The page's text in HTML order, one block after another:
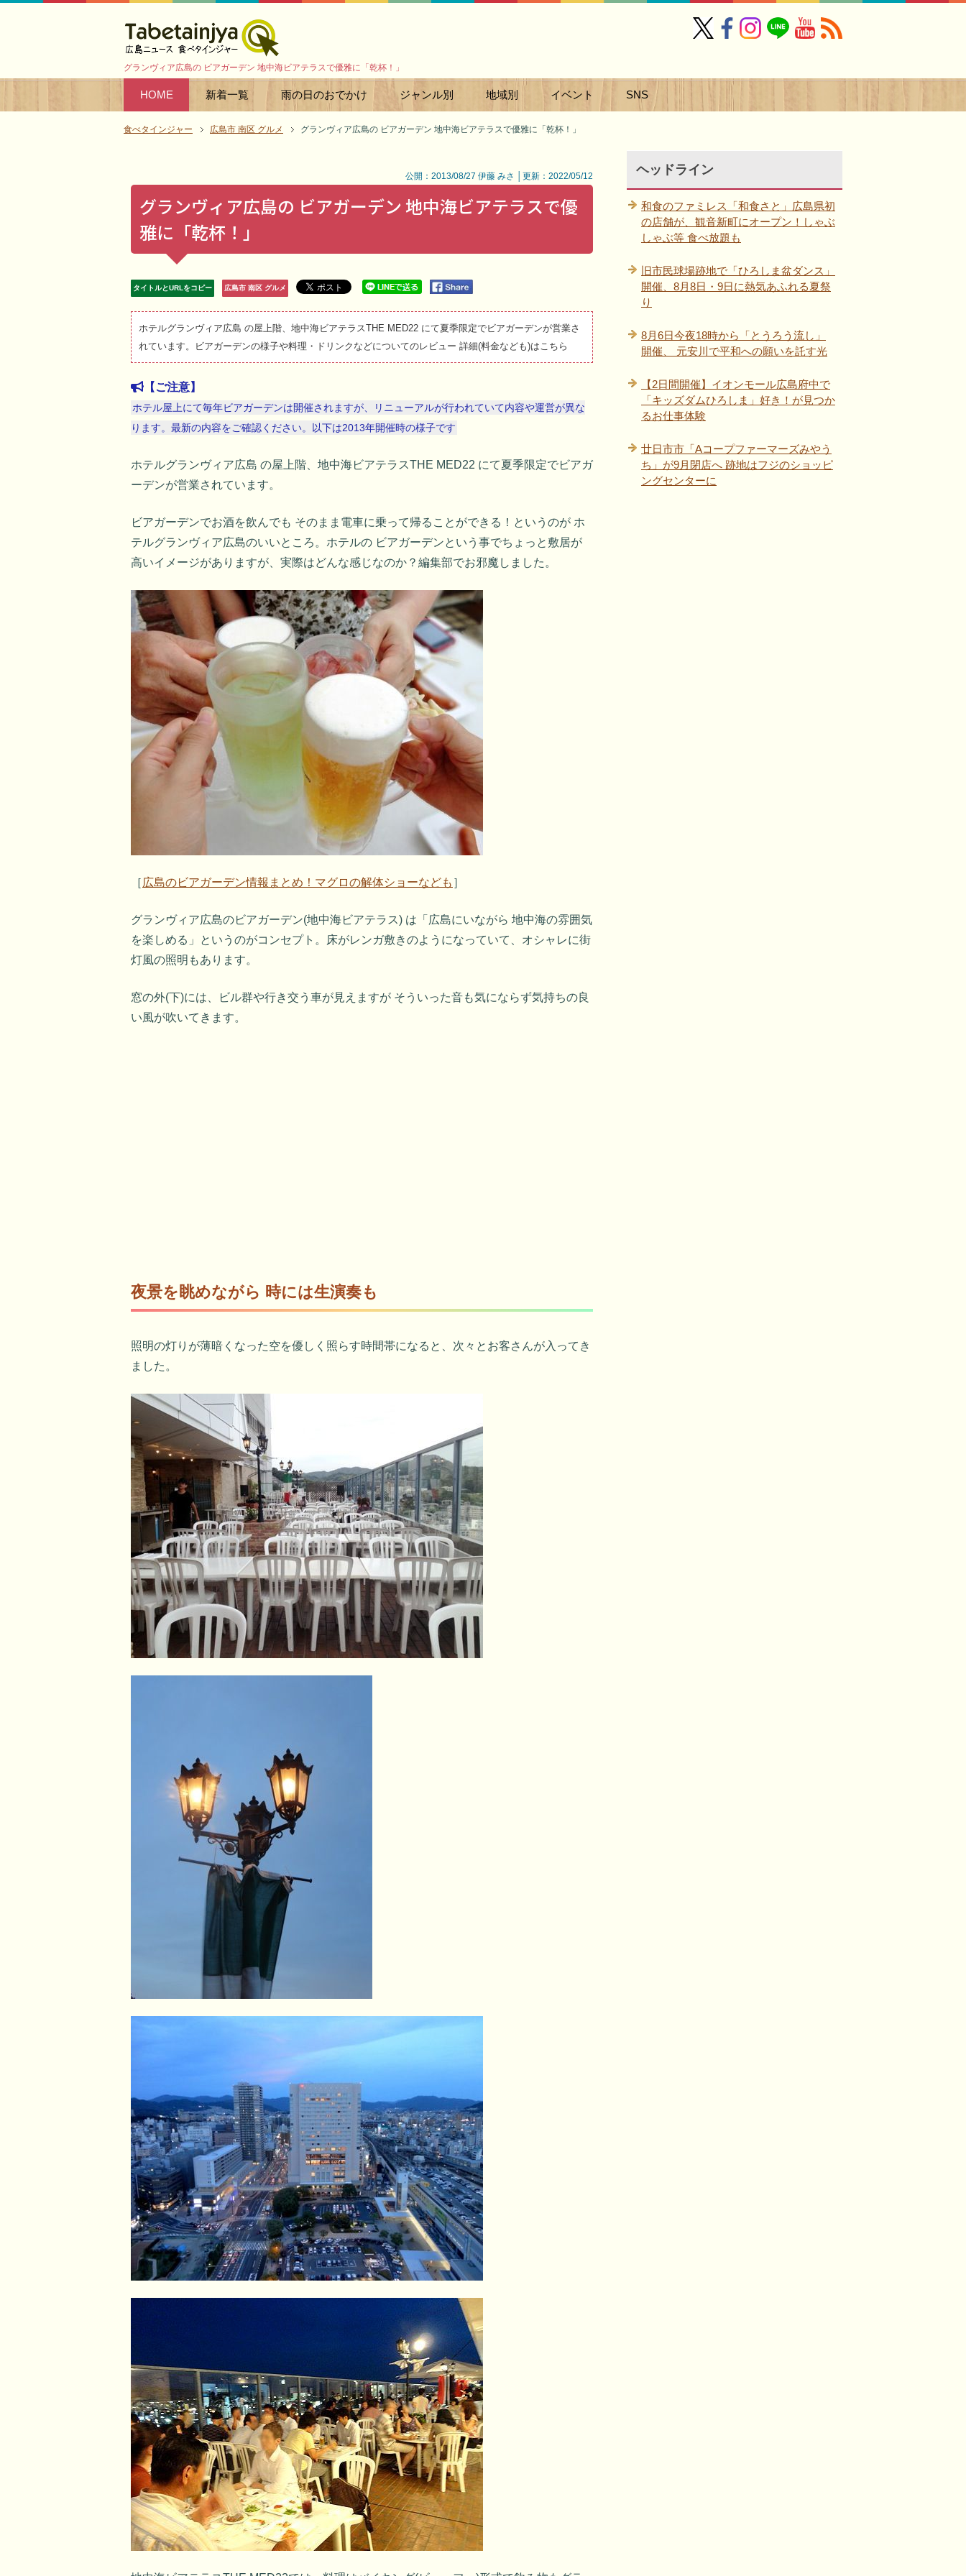
グランヴィア広島の ビアガーデン 地中海ビアテラスで優雅に「乾杯！」
HOME 新着一覧 雨の日のおでかけ ジャンル別 地域別 イベント SNS
食べタインジャー 広島市 南区 グルメ グランヴィア広島の ビアガーデン 地中海ビアテラスで優雅に「乾杯！」
公開：2013/08/27 伊藤 みさ │更新：2022/05/12
グランヴィア広島の ビアガーデン 地中海ビアテラスで優
雅に「乾杯！」
タイトルとURLをコピー 広島市 南区 グルメ
ホテルグランヴィア広島 の屋上階、地中海ビアテラスTHE MED22 にて夏季限定でビアガーデンが営業さ
れています。ビアガーデンの様子や料理・ドリンクなどについてのレビュー 詳細(料金なども)はこちら
【ご注意】
ホテル屋上にて毎年ビアガーデンは開催されますが、リニューアルが行われていて内容や運営が異な
ります。最新の内容をご確認ください。以下は2013年開催時の様子です
ホテルグランヴィア広島 の屋上階、地中海ビアテラスTHE MED22 にて夏季限定でビアガ
ーデンが営業されています。
ビアガーデンでお酒を飲んでも そのまま電車に乗って帰ることができる！というのが ホ
テルグランヴィア広島のいいところ。ホテルの ビアガーデンという事でちょっと敷居が
高いイメージがありますが、実際はどんな感じなのか？編集部でお邪魔しました。
［広島のビアガーデン情報まとめ！マグロの解体ショーなども ］
グランヴィア広島のビアガーデン(地中海ビアテラス) は「広島にいながら 地中海の雰囲気
を楽しめる」というのがコンセプト。床がレンガ敷きのようになっていて、オシャレに街
灯風の照明もあります。
窓の外(下)には、ビル群や行き交う車が見えますが そういった音も気にならず気持ちの良
い風が吹いてきます。
夜景を眺めながら 時には生演奏も
照明の灯りが薄暗くなった空を優しく照らす時間帯になると、次々とお客さんが入ってき
ました。
ヘッドライン
和食のファミレス「和食さと」広島県初
の店舗が、観音新町にオープン！しゃぶ
しゃぶ等 食べ放題も
旧市民球場跡地で「ひろしま盆ダンス」
開催、8月8日・9日に熱気あふれる夏祭
り
8月6日今夜18時から「とうろう流し」
開催、 元安川で平和への願いを託す光
【2日間開催】イオンモール広島府中で
「キッズダムひろしま」好き！が見つか
るお仕事体験
廿日市市「Aコープファーマーズみやう
ち」が9月閉店へ 跡地はフジのショッピ
ングセンターに